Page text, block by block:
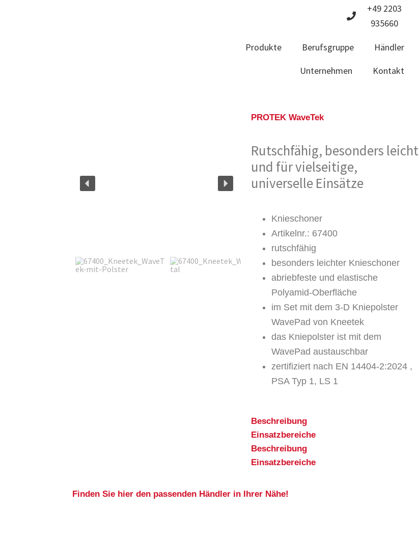
+49 2203
935660
Produkte Berufsgruppe
Händler
Unternehmen
Kontakt
PROTEK WaveTek
Rutschfähig, besonders leicht
und für vielseitige,
universelle Einsätze
Knieschoner
Artikelnr.: 67400
rutschfähig
besonders leichter Knieschoner
abriebfeste und elastische
Polyamid-Oberfläche
im Set mit dem 3-D Kniepolster
WavePad von Kneetek
das Kniepolster ist mit dem
WavePad austauschbar
zertifiziert nach EN 14404-2:2024 ,
PSA Typ 1, LS 1
Beschreibung
Einsatzbereiche
Beschreibung
Einsatzbereiche
Finden Sie hier den passenden Händler in Ihrer Nähe!